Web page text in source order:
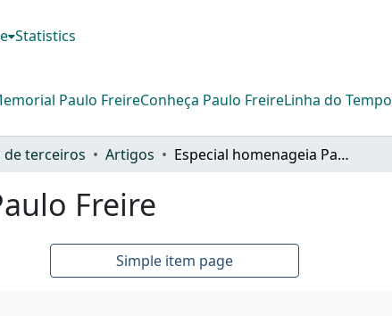
Statistics
Paulo FreireConheça Paulo FreireLinha do Tempo
de terceiros Artigos Especial homenageia Paulo Freire
Freire
Simple item page